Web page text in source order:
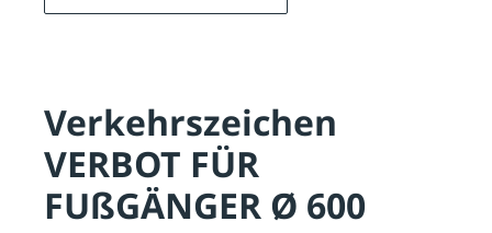
Verkehrszeichen
VERBOT FÜR
FUßGÄNGER Ø 600